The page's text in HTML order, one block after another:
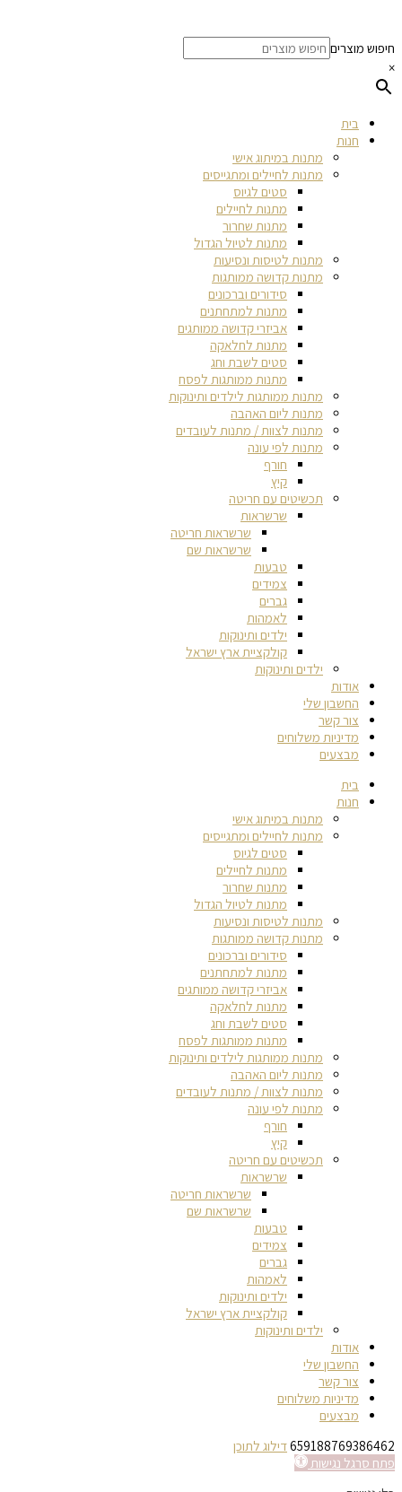
חיפוש מוצרים
×
בית
חנות
מתנות במיתוג אישי
מתנות לחיילים ומתגייסים
סטים לגיוס
מתנות לחיילים
מתנות שחרור
מתנות לטיול הגדול
מתנות לטיסות ונסיעות
מתנות קדושה ממותגות
סידורים וברכונים
מתנות למתחתנים
אביזרי קדושה ממותגים
מתנות לחלאקה
סטים לשבת וחג
מתנות ממותגות לפסח
מתנות ממותגות לילדים ותינוקות
מתנות ליום האהבה
מתנות לצוות / מתנות לעובדים
מתנות לפי עונה
חורף
קיץ
תכשיטים עם חריטה
שרשראות
שרשראות חריטה
שרשראות שם
טבעות
צמידים
גברים
לאמהות
ילדים ותינוקות
קולקציית ארץ ישראל
ילדים ותינוקות
אודות
החשבון שלי
צור קשר
מדיניות משלוחים
מבצעים
בית
חנות
מתנות במיתוג אישי
מתנות לחיילים ומתגייסים
סטים לגיוס
מתנות לחיילים
מתנות שחרור
מתנות לטיול הגדול
מתנות לטיסות ונסיעות
מתנות קדושה ממותגות
סידורים וברכונים
מתנות למתחתנים
אביזרי קדושה ממותגים
מתנות לחלאקה
סטים לשבת וחג
מתנות ממותגות לפסח
מתנות ממותגות לילדים ותינוקות
מתנות ליום האהבה
מתנות לצוות / מתנות לעובדים
מתנות לפי עונה
חורף
קיץ
תכשיטים עם חריטה
שרשראות
שרשראות חריטה
שרשראות שם
טבעות
צמידים
גברים
לאמהות
ילדים ותינוקות
קולקציית ארץ ישראל
ילדים ותינוקות
אודות
החשבון שלי
צור קשר
מדיניות משלוחים
מבצעים
659188769386462דילוג לתוכן
פתח סרגל נגישות